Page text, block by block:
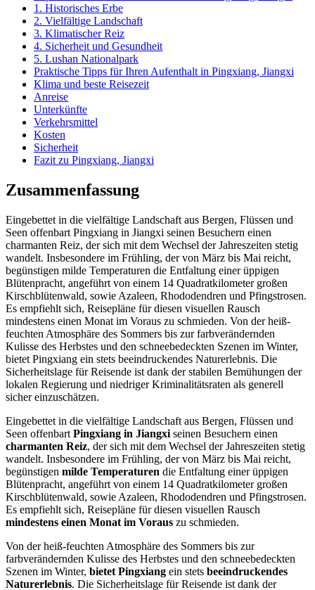
1. Historisches Erbe
2. Vielfältige Landschaft
3. Klimatischer Reiz
4. Sicherheit und Gesundheit
5. Lushan Nationalpark
Praktische Tipps für Ihren Aufenthalt in Pingxiang, Jiangxi
Klima und beste Reisezeit
Anreise
Unterkünfte
Verkehrsmittel
Kosten
Sicherheit
Fazit zu Pingxiang, Jiangxi
Zusammenfassung
Eingebettet in die vielfältige Landschaft aus Bergen, Flüssen und
Seen offenbart Pingxiang in Jiangxi seinen Besuchern einen
charmanten Reiz, der sich mit dem Wechsel der Jahreszeiten stetig
wandelt. Insbesondere im Frühling, der von März bis Mai reicht,
begünstigen milde Temperaturen die Entfaltung einer üppigen
Blütenpracht, angeführt von einem 14 Quadratkilometer großen
Kirschblütenwald, sowie Azaleen, Rhododendren und Pfingstrosen.
Es empfiehlt sich, Reisepläne für diesen visuellen Rausch
mindestens einen Monat im Voraus zu schmieden. Von der heiß-
feuchten Atmosphäre des Sommers bis zur farbverändernden
Kulisse des Herbstes und den schneebedeckten Szenen im Winter,
bietet Pingxiang ein stets beeindruckendes Naturerlebnis. Die
Sicherheitslage für Reisende ist dank der stabilen Bemühungen der
lokalen Regierung und niedriger Kriminalitätsraten als generell
sicher einzuschätzen.
Eingebettet in die vielfältige Landschaft aus Bergen, Flüssen und
Seen offenbart Pingxiang in Jiangxi seinen Besuchern einen
charmanten Reiz, der sich mit dem Wechsel der Jahreszeiten stetig
wandelt. Insbesondere im Frühling, der von März bis Mai reicht,
begünstigen milde Temperaturen die Entfaltung einer üppigen
Blütenpracht, angeführt von einem 14 Quadratkilometer großen
Kirschblütenwald, sowie Azaleen, Rhododendren und Pfingstrosen.
Es empfiehlt sich, Reisepläne für diesen visuellen Rausch
mindestens einen Monat im Voraus zu schmieden.
Von der heiß-feuchten Atmosphäre des Sommers bis zur
farbverändernden Kulisse des Herbstes und den schneebedeckten
Szenen im Winter, bietet Pingxiang ein stets beeindruckendes
Naturerlebnis. Die Sicherheitslage für Reisende ist dank der